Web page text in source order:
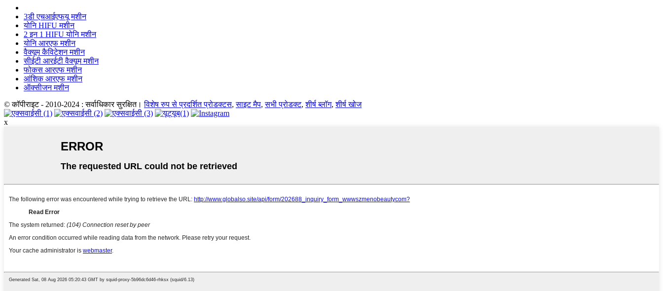
3डी एचआईएफयू मशीन
योनि HIFU मशीन
2 इन 1 HIFU योनि मशीन
योनि आरएफ मशीन
वैक्यूम कैविटेशन मशीन
सीईटी आरईटी वैक्यूम मशीन
फोकस आरएफ मशीन
आंशिक आरएफ मशीन
ऑक्सीजन मशीन
© कॉपीराइट - 2010-2024 : सर्वाधिकार सुरक्षित। विशेष रुप से प्रदर्शित प्रोडक्टस,साइट मैप,सभी प्रोडक्ट,शीर्ष ब्लॉग,शीर्ष खोज
x